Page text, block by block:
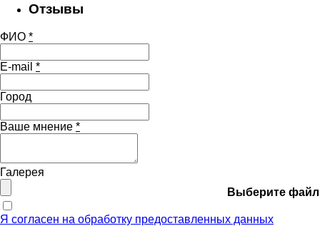
Отзывы
ФИО *
E-mail *
Город
Ваше мнение *
Галерея
Выберите файл
Я согласен на обработку предоставленных данных